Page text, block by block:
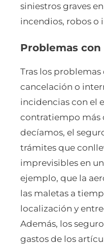
siniestros graves
incendios, robos o
Problemas
Tras los problemas
cancelación o
incidencias con el
contratiempo más
decíamos, el
trámites que
imprevisibles en
ejemplo, que la
las maletas a
localización y
Además, los
gastos de los